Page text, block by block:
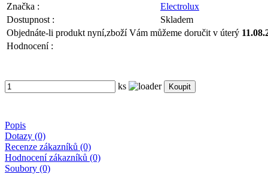
Značka :
Electrolux
Dostupnost :
Skladem
Objednáte-li produkt nyní,zboží Vám můžeme doručit v úterý
Hodnocení :
ks
Popis
Dotazy (0)
Recenze zákazníků (0)
Hodnocení zákazníků (0)
Soubory (0)